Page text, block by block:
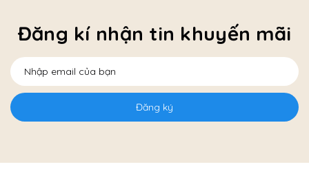
Đăng kí nhận tin khuyến mãi
Đăng ký